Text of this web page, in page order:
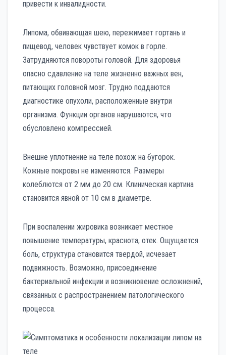
привести к инвалидности.
Липома, обвивающая шею, пережимает гортань и
пищевод, человек чувствует комок в горле.
Затрудняются повороты головой. Для здоровья
опасно сдавление на теле жизненно важных вен,
питающих головной мозг. Трудно поддаются
диагностике опухоли, расположенные внутри
организма. Функции органов нарушаются, что
обусловлено компрессией.
Внешне уплотнение на теле похож на бугорок.
Кожные покровы не изменяются. Размеры
колеблются от 2 мм до 20 см. Клиническая картина
становится явной от 10 см в диаметре.
При воспалении жировика возникает местное
повышение температуры, краснота, отек. Ощущается
боль, структура становится твердой, исчезает
подвижность. Возможно, присоединение
бактериальной инфекции и возникновение осложнений,
связанных с распространением патологического
процесса.